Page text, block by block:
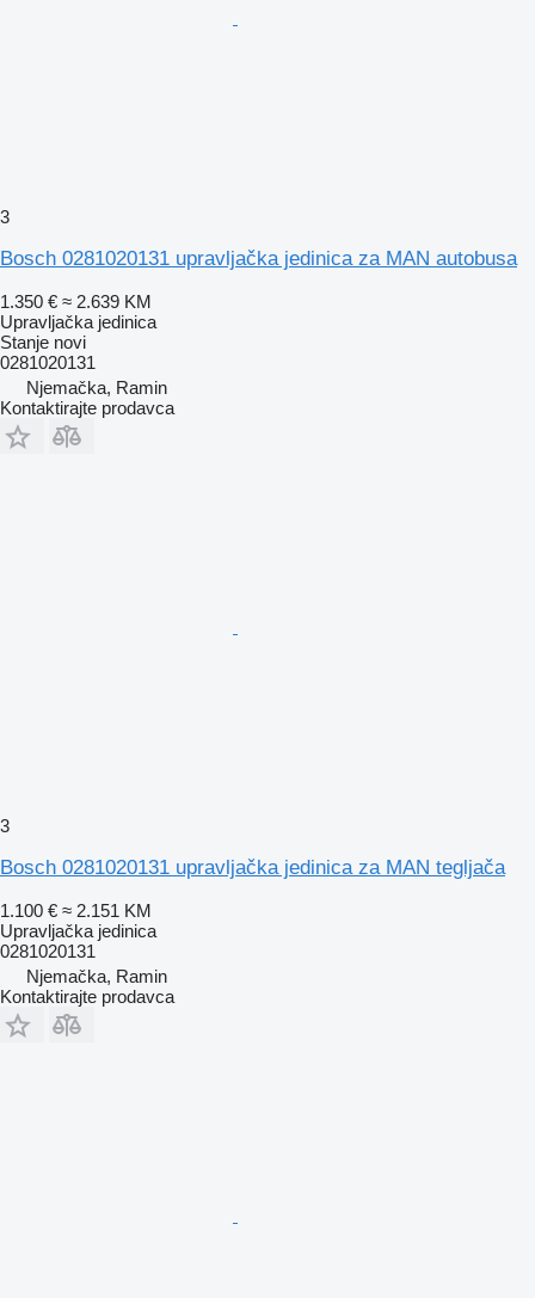
3
Bosch 0281020131 upravljačka jedinica za MAN autobusa
1.350 € ≈ 2.639 KM
Upravljačka jedinica
Stanje novi
0281020131
Njemačka, Ramin
Kontaktirajte prodavca
3
Bosch 0281020131 upravljačka jedinica za MAN tegljača
1.100 € ≈ 2.151 KM
Upravljačka jedinica
0281020131
Njemačka, Ramin
Kontaktirajte prodavca